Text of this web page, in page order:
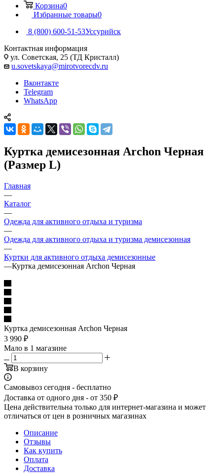
Корзина0
Избранные товары0
8 (800) 600-51-53Уссурийск
Контактная информация
ул. Советская, 25 (ТД Кристалл)
u.sovetskaya@mirotvorecdv.ru
Вконтакте
Telegram
WhatsApp
Куртка демисезонная Archon Черная
(Размер L)
Главная
—
Каталог
—
Одежда для активного отдыха и туризма
—
Одежда для активного отдыха и туризма демисезонная
—
Куртки для активного отдыха демисезонные
—Куртка демисезонная Archon Черная
Куртка демисезонная Archon Черная
3 990 ₽
Мало в 1 магазине
В корзину
Самовывоз сегодня - бесплатно
Доставка от одного дня - от 350 ₽
Цена действительна только для интернет-магазина и может
отличаться от цен в розничных магазинах
Описание
Отзывы
Как купить
Оплата
Доставка